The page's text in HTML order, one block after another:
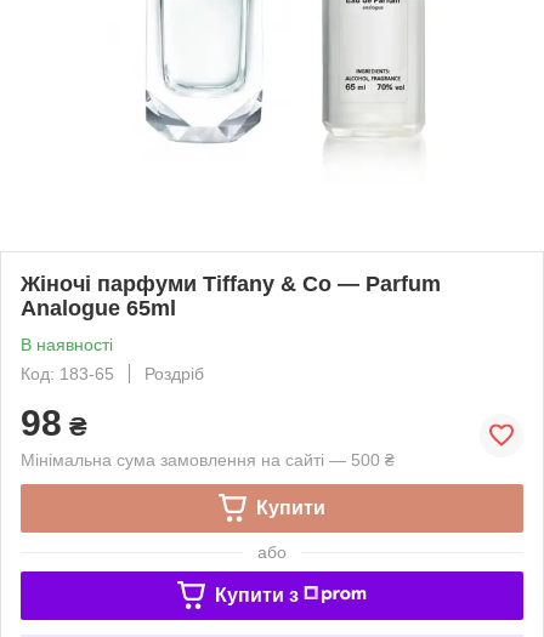
Жіночі парфуми Tiffany & Co — Parfum
Analogue 65ml
В наявності
Код: 183-65
Роздріб
98 ₴
Мінімальна сума замовлення на сайті — 500 ₴
Купити
або
Купити з